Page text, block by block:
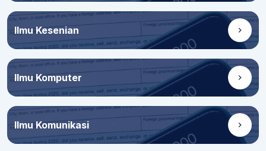
Ilmu Kesenian
Ilmu Komputer
Ilmu Komunikasi